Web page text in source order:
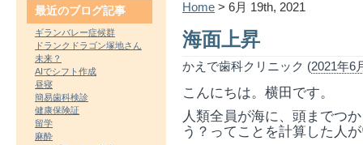
Home > 6月 19th, 2021
海面上昇
かえで歯科クリニック (2021年6
こんにちは。横田です。
人類全員が海に、頭までつ
う？ってことを計算した人
最近のブログ記事
ギランバレー症候群
ドランクドラゴン塚地さん
未来？
AIでシフト作成
昼寝
簡易歯科検診
健康保険証
留学
麻酔